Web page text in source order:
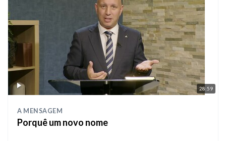
28:59
A MENSAGEM
Porquê um novo nome